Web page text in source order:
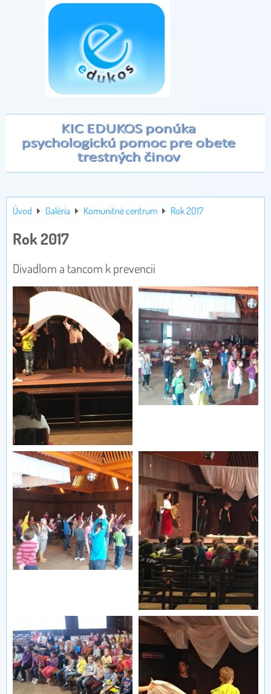
Úvod Galéria Komunitné centrum Rok 2017
Rok 2017
Divadlom a tancom k prevencii